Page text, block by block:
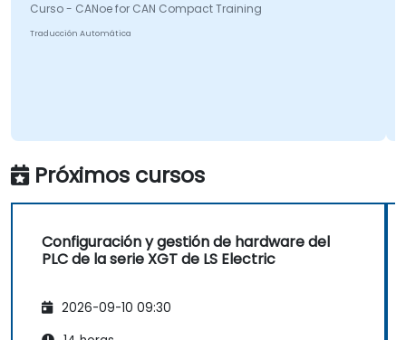
Curso - CANoe for CAN Compact Training
Traducción Automática
Próximos cursos
Configuración y gestión de hardware del
PLC de la serie XGT de LS Electric
2026-09-10 09:30